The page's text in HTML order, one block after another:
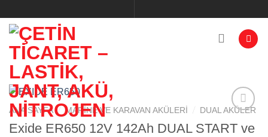
atla
ANA SAYFA / MARINE VE KARAVAN AKÜLERI DUAL AKÜLER
Exide ER650 12V 142Ah DUAL START ve